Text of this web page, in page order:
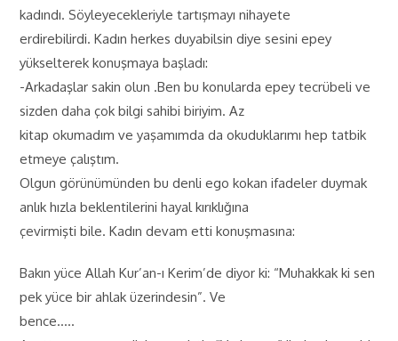
kadındı. Söyleyecekleriyle tartışmayı nihayete
erdirebilirdi. Kadın herkes duyabilsin diye sesini epey
yükselterek konuşmaya başladı:
-Arkadaşlar sakin olun .Ben bu konularda epey tecrübeli ve
sizden daha çok bilgi sahibi biriyim. Az
kitap okumadım ve yaşamımda da okuduklarımı hep tatbik
etmeye çalıştım.
Olgun görünümünden bu denli ego kokan ifadeler duymak
anlık hızla beklentilerini hayal kırıklığına
çevirmişti bile. Kadın devam etti konuşmasına:
Bakın yüce Allah Kur’an-ı Kerim’de diyor ki: “Muhakkak ki sen
pek yüce bir ahlak üzerindesin”. Ve
bence…..